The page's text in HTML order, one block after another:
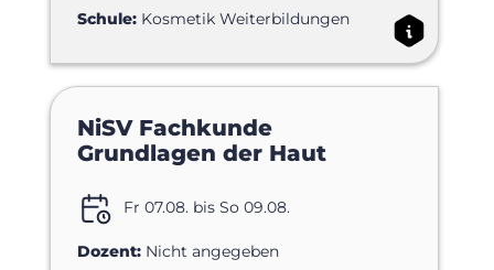
Schule: Kosmetik Weiterbildungen
NiSV Fachkunde
Grundlagen der Haut
Fr 07.08. bis So 09.08.
Dozent: Nicht angegeben